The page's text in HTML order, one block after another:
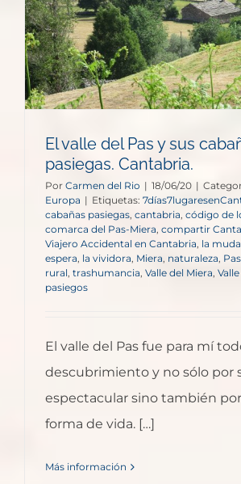
El valle del Pas y sus
pasiegas. Cantabria.
Por Carmen del Rio | 18/06/20 |
Europa | Etiquetas:
cabañas pasiegas, cantabria, código de
comarca del Pas-Miera, compartir
Viajero Accidental en Cantabria, la muda
espera, la vividora, Miera, naturaleza, Pas
rural, trashumancia, Valle del Miera,
pasiegos
El valle del Pas fue para mí
descubrimiento y no sólo por
espectacular sino también
forma de vida. […]
Más información